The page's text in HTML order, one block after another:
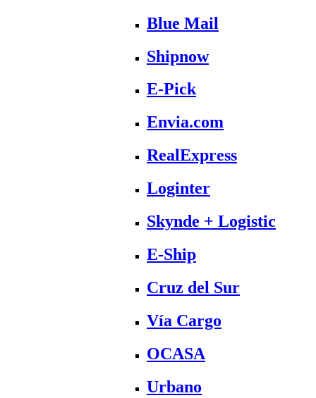
Blue Mail
Shipnow
E-Pick
Envia.com
RealExpress
Loginter
Skynde + Logistic
E-Ship
Cruz del Sur
Vía Cargo
OCASA
Urbano